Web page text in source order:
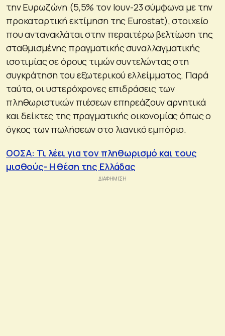
την Ευρωζώνη (5,5% τον Ιουν-23 σύμφωνα με την
προκαταρτική εκτίμηση της Eurostat), στοιχείο
που αντανακλάται στην περαιτέρω βελτίωση της
σταθμισμένης πραγματικής συναλλαγματικής
ισοτιμίας σε όρους τιμών συντελώντας στη
συγκράτηση του εξωτερικού ελλείμματος. Παρά
ταύτα, οι υστερόχρονες επιδράσεις των
πληθωριστικών πιέσεων επηρεάζουν αρνητικά
και δείκτες της πραγματικής οικονομίας όπως ο
όγκος των πωλήσεων στο λιανικό εμπόριο.
ΟΟΣΑ: Τι λέει για τον πληθωρισμό και τους
μισθούς- Η θέση της Ελλάδας